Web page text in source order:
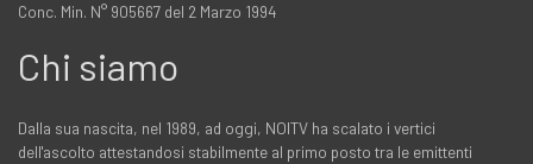
Conc. Min. N° 905667 del 2 Marzo 1994
Chi siamo
Dalla sua nascita, nel 1989, ad oggi, NOITV ha scalato i vertici
dell'ascolto attestandosi stabilmente al primo posto tra le emittenti